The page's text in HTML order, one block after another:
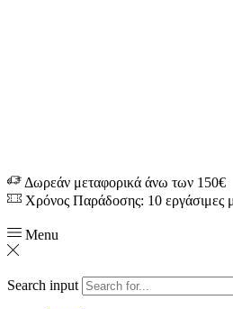
Δωρεάν μεταφορικά άνω των 150€
Χρόνος Παράδοσης: 10 εργάσιμες
Menu
Search input